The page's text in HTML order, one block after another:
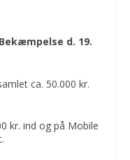
d. 19.
ca. 50.000 kr.
kr. ind og på Mobile